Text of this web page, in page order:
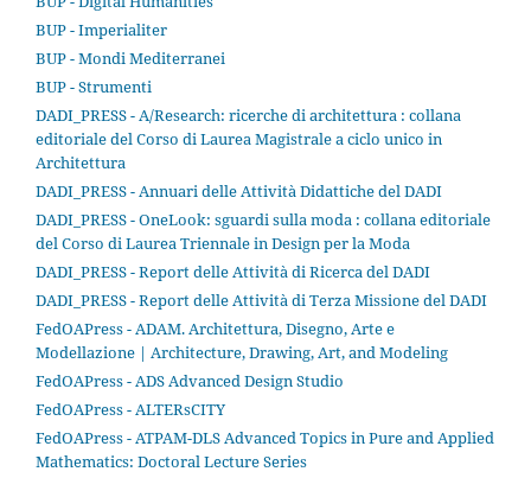
BUP - Imperialiter
BUP - Mondi Mediterranei
BUP - Strumenti
DADI_PRESS - A/Research: ricerche di architettura : collana
editoriale del Corso di Laurea Magistrale a ciclo unico in
Architettura
DADI_PRESS - Annuari delle Attività Didattiche del DADI
DADI_PRESS - OneLook: sguardi sulla moda : collana editoriale
del Corso di Laurea Triennale in Design per la Moda
DADI_PRESS - Report delle Attività di Ricerca del DADI
DADI_PRESS - Report delle Attività di Terza Missione del DADI
FedOAPress - ADAM. Architettura, Disegno, Arte e
Modellazione | Architecture, Drawing, Art, and Modeling
FedOAPress - ADS Advanced Design Studio
FedOAPress - ALTERsCITY
FedOAPress - ATPAM-DLS Advanced Topics in Pure and Applied
Mathematics: Doctoral Lecture Series